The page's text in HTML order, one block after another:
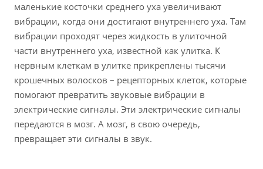
маленькие косточки среднего уха увеличивают
вибрации, когда они достигают внутреннего уха. Там
вибрации проходят через жидкость в улиточной
части внутреннего уха, известной как улитка. К
нервным клеткам в улитке прикреплены тысячи
крошечных волосков – рецепторных клеток, которые
помогают превратить звуковые вибрации в
электрические сигналы. Эти электрические сигналы
передаются в мозг. А мозг, в свою очередь,
превращает эти сигналы в звук.